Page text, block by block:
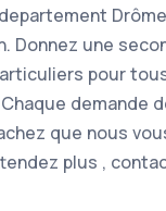
Donnez une
pour
demande
que nous
plus ,